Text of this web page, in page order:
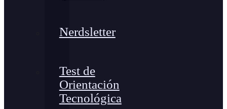
Nerdsletter
Test de
Orientación
Tecnológica